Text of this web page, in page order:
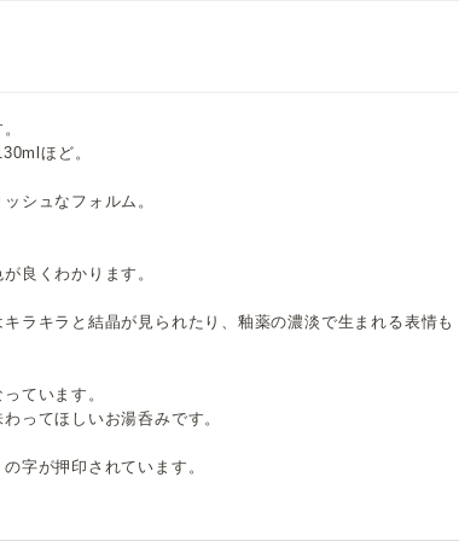
ほど。
シュなフォルム。
良くわかります。
ラキラと結晶が見られたり、釉薬の濃淡で生まれる表情も
ています。
ってほしいお湯呑みです。
字が押印されています。